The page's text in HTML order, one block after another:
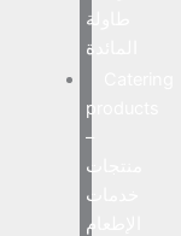
طاولة
المائدة
products
–
منتجات
خدمات
الإطعام